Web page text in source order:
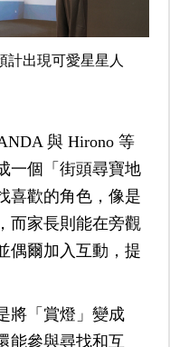
計出現可愛星星人
與 Hirono 等
一個「街頭尋寶地
喜歡的角色，像是
而家長則能在旁觀
偶爾加入互動，提
將「賞燈」變成
能參與尋找和互